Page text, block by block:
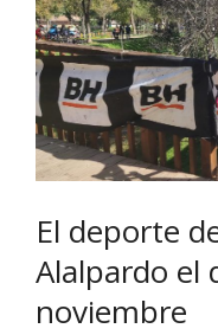
El deporte
Alalpardo el
noviembre